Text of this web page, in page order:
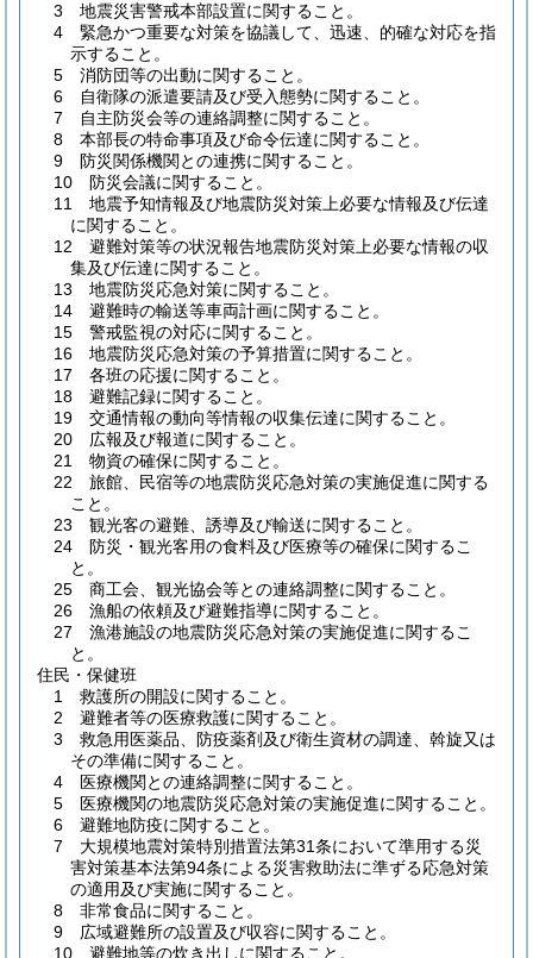
3 地震災害警戒本部設置に関すること。
4 緊急かつ重要な対策を協議して、迅速、的確な対応を指
示すること。
5 消防団等の出動に関すること。
6 自衛隊の派遣要請及び受入態勢に関すること。
7 自主防災会等の連絡調整に関すること。
8 本部長の特命事項及び命令伝達に関すること。
9 防災関係機関との連携に関すること。
10 防災会議に関すること。
11 地震予知情報及び地震防災対策上必要な情報及び伝達
に関すること。
12 避難対策等の状況報告地震防災対策上必要な情報の収
集及び伝達に関すること。
13 地震防災応急対策に関すること。
14 避難時の輸送等車両計画に関すること。
15 警戒監視の対応に関すること。
16 地震防災応急対策の予算措置に関すること。
17 各班の応援に関すること。
18 避難記録に関すること。
19 交通情報の動向等情報の収集伝達に関すること。
20 広報及び報道に関すること。
21 物資の確保に関すること。
22 旅館、民宿等の地震防災応急対策の実施促進に関する
こと。
23 観光客の避難、誘導及び輸送に関すること。
24 防災・観光客用の食料及び医療等の確保に関するこ
と。
25 商工会、観光協会等との連絡調整に関すること。
26 漁船の依頼及び避難指導に関すること。
27 漁港施設の地震防災応急対策の実施促進に関するこ
と。
住民・保健班
1 救護所の開設に関すること。
2 避難者等の医療救護に関すること。
3 救急用医薬品、防疫薬剤及び衛生資材の調達、斡旋又は
その準備に関すること。
4 医療機関との連絡調整に関すること。
5 医療機関の地震防災応急対策の実施促進に関すること。
6 避難地防疫に関すること。
7 大規模地震対策特別措置法第31条において準用する災
害対策基本法第94条による災害救助法に準ずる応急対策
の適用及び実施に関すること。
8 非常食品に関すること。
9 広域避難所の設置及び収容に関すること。
10 避難地等の炊き出しに関すること。